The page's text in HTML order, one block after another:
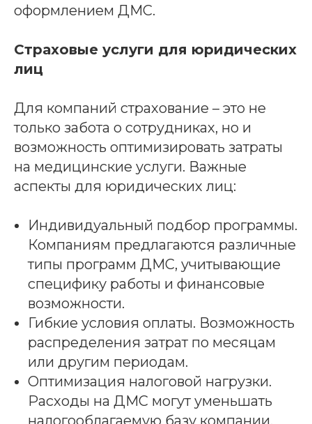
оформлением ДМС.
Страховые услуги для юридических
лиц
Для компаний страхование – это не
только забота о сотрудниках, но и
возможность оптимизировать затраты
на медицинские услуги. Важные
аспекты для юридических лиц:
Индивидуальный подбор программы.
Компаниям предлагаются различные
типы программ ДМС, учитывающие
специфику работы и финансовые
возможности.
Гибкие условия оплаты. Возможность
распределения затрат по месяцам
или другим периодам.
Оптимизация налоговой нагрузки.
Расходы на ДМС могут уменьшать
налогооблагаемую базу компании.